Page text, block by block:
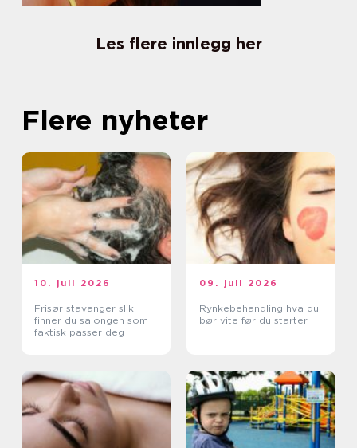
Les flere innlegg her
Flere nyheter
10. juli 2026
Frisør stavanger slik
finner du salongen som
faktisk passer deg
09. juli 2026
Rynkebehandling hva du
bør vite før du starter